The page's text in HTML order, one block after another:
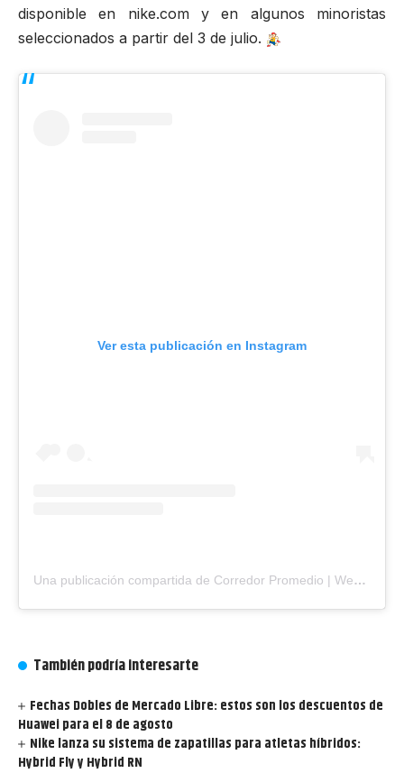
disponible en nike.comy en algunos minoristas
seleccionados a partir del 3 de julio.
Ver esta publicación en Instagram
Una publicación compartida de Corredor Promedio | Web de Running y Triatlón (@corredorpromedio)
También podría interesarte
Fechas Dobles de Mercado Libre: estos son los descuentos de
Huawei para el 8 de agosto
Nike lanza su sistema de zapatillas para atletas híbridos:
Hybrid Fly y Hybrid RN